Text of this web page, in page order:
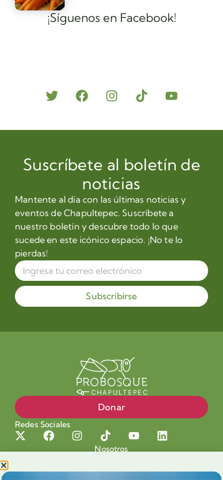
¡Síguenos en Facebook!
Suscríbete al boletín de
noticias
Mantente al día con las últimas noticias y
eventos de Chapultepec. Suscríbete a
nuestro boletín y descubre todo lo que
sucede en este icónico espacio. ¡No te lo
pierdas!
Subscribirse
Donar
Redes Sociales
Nosotros